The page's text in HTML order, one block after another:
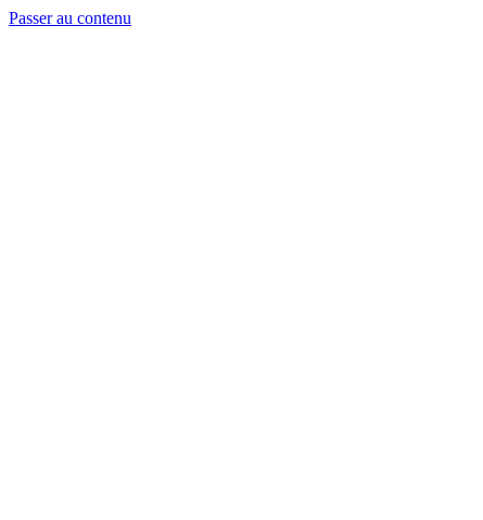
Passer au contenu